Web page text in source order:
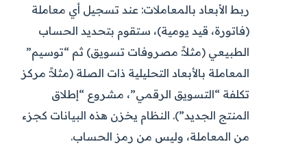
ربط الأبعاد بالمعاملات: عند تسجيل أي معاملة
(فاتورة، قيد يومية)، ستقوم بتحديد الحساب
الطبيعي (مثلاً: مصروفات تسويق) ثم “توسيم”
المعاملة بالأبعاد التحليلية ذات الصلة (مثلاً: مركز
تكلفة “التسويق الرقمي”، مشروع “إطلاق
المنتج الجديد”). النظام يخزن هذه البيانات كجزء
من المعاملة، وليس من رمز الحساب.